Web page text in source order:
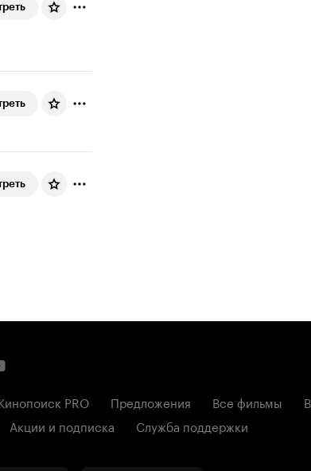
PRO Предложения Все фильмы
Акции и подписка Служба поддержки